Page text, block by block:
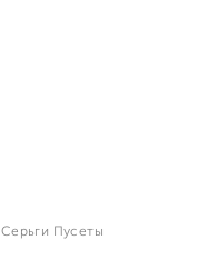
Серьги Пусеты